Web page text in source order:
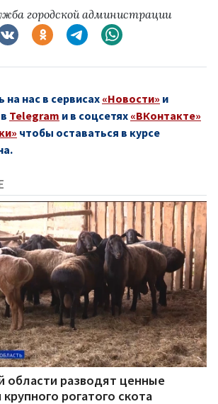
городской администрации
нас в сервисах «Новости» и
Telegram и в соцсетях «ВКонтакте»
чтобы оставаться в курсе
области разводят ценные
рогатого скота